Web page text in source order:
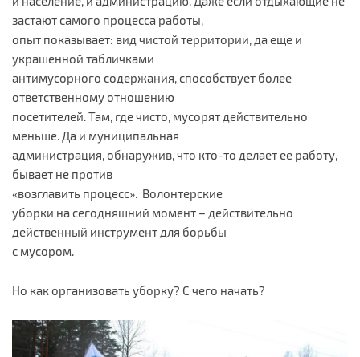
застают самого процесса работы,
опыт показывает: вид чистой территории, да еще и
украшенной табличками
антимусорного содержания, способствует более
ответственному отношению
посетителей. Там, где чисто, мусорят действительно
меньше. Да и муниципальная
администрация, обнаружив, что кто-то делает ее работу,
бывает не против
«возглавить процесс». Волонтерские
уборки на сегодняшний момент – действительно
действенный инструмент для борьбы
с мусором.
Но как организовать уборку? С чего начать?